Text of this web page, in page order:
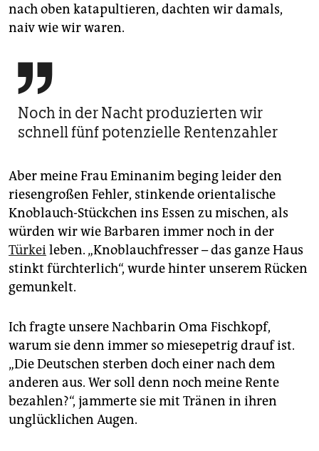
nach oben katapultieren, dachten wir damals,
naiv wie wir waren.

Noch in der Nacht produzierten wir
schnell fünf potenzielle Rentenzahler
Aber meine Frau Eminanim beging leider den
riesengroßen Fehler, stinkende orientalische
Knoblauch-Stückchen ins Essen zu mischen, als
würden wir wie Barbaren immer noch in der
Türkeileben. „Knoblauchfresser – das ganze Haus
stinkt fürchterlich“, wurde hinter unserem Rücken
gemunkelt.
Ich fragte unsere Nachbarin Oma Fischkopf,
warum sie denn immer so miesepetrig drauf ist.
„Die Deutschen sterben doch einer nach dem
anderen aus. Wer soll denn noch meine Rente
bezahlen?“, jammerte sie mit Tränen in ihren
unglücklichen Augen.